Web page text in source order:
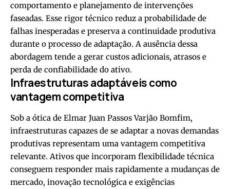
comportamento e planejamento de intervenções
faseadas. Esse rigor técnico reduz a probabilidade de
falhas inesperadas e preserva a continuidade produtiva
durante o processo de adaptação. A ausência dessa
abordagem tende a gerar custos adicionais, atrasos e
perda de confiabilidade do ativo.
Infraestruturas adaptáveis como
vantagem competitiva
Sob a ótica de Elmar Juan Passos Varjão Bomfim,
infraestruturas capazes de se adaptar a novas demandas
produtivas representam uma vantagem competitiva
relevante. Ativos que incorporam flexibilidade técnica
conseguem responder mais rapidamente a mudanças de
mercado, inovação tecnológica e exigências